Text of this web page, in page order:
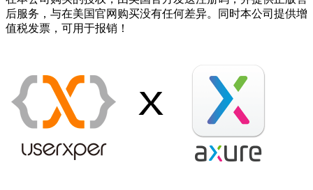
后服务，与在美国官网购买没有任何差异。同时本公司提供增
值税发票，可用于报销！